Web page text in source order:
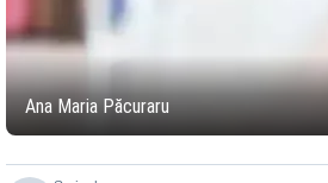
Ana Maria Păcuraru